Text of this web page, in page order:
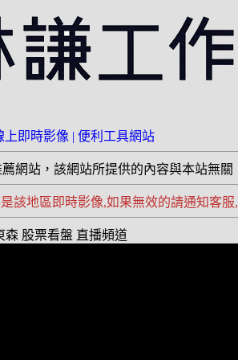
上即時影像 | 便利工具網站
網站，該網站所提供的內容與本站無關
該地區即時影像,如果無效的請通知客服
森 股票看盤 直播頻道